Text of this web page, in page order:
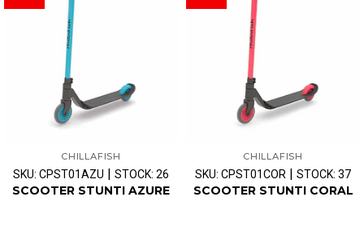
CHILLAFISH
SKU: CPST01AZU | STOCK: 26
SCOOTER STUNTI AZURE
CHILLAFISH
SKU: CPST01COR | STOCK: 37
SCOOTER STUNTI CORAL